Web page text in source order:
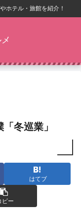
ホテル・旅館を紹介！
冬巡業」
はてブ
ピー